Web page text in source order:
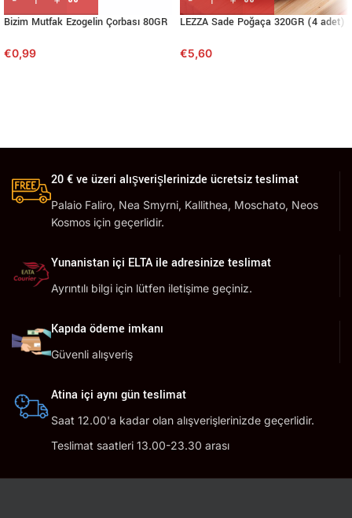
Bizim Mutfak Ezogelin Çorbası 80GR
€0,99
LEZZA Sade Poğaça 320GR (4 adet)
€5,60
20 € ve üzeri alışverişlerinizde ücretsiz teslimat
Palaio Faliro, Nea Smyrni, Kallithea, Moschato, Neos
Kosmos için geçerlidir.
Yunanistan içi ELTA ile adresinize teslimat
Ayrıntılı bilgi için lütfen iletişime geçiniz.
Kapıda ödeme imkanı
Güvenli alışveriş
Atina içi aynı gün teslimat
Saat 12.00'a kadar olan alışverişlerinizde geçerlidir.
Teslimat saatleri 13.00-23.30 arası